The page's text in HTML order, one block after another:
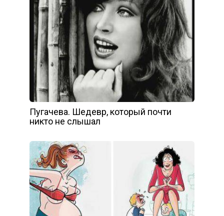
Пугачева. Шедевр, который почти
никто не слышал